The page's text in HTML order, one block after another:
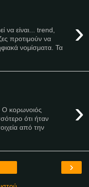
›
να είναι... trend,
προτιμούν να
νομίσματα. Τα
›
Ο κορωνοιός
ότι ήταν
από την
›